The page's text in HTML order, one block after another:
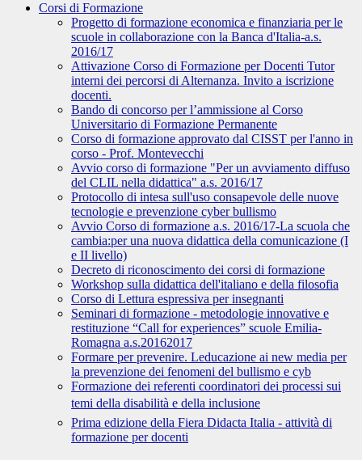
Corsi di Formazione
Progetto di formazione economica e finanziaria per le
scuole in collaborazione con la Banca d'Italia-a.s.
2016/17
Attivazione Corso di Formazione per Docenti Tutor
interni dei percorsi di Alternanza. Invito a iscrizione
docenti.
Bando di concorso per l’ammissione al Corso
Universitario di Formazione Permanente
Corso di formazione approvato dal CISST per l'anno in
corso - Prof. Montevecchi
Avvio corso di formazione "Per un avviamento diffuso
del CLIL nella didattica" a.s. 2016/17
Protocollo di intesa sull'uso consapevole delle nuove
tecnologie e prevenzione cyber bullismo
Avvio Corso di formazione a.s. 2016/17-La scuola che
cambia:per una nuova didattica della comunicazione (I
e II livello)
Decreto di riconoscimento dei corsi di formazione
Workshop sulla didattica dell'italiano e della filosofia
Corso di Lettura espressiva per insegnanti
Seminari di formazione - metodologie innovative e
restituzione “Call for experiences” scuole Emilia-
Romagna a.s.20162017
Formare per prevenire. Leducazione ai new media per
la prevenzione dei fenomeni del bullismo e cyb
Formazione dei referenti coordinatori dei processi sui
temi della disabilità e della inclusione
Prima edizione della Fiera Didacta Italia - attività di
formazione per docenti